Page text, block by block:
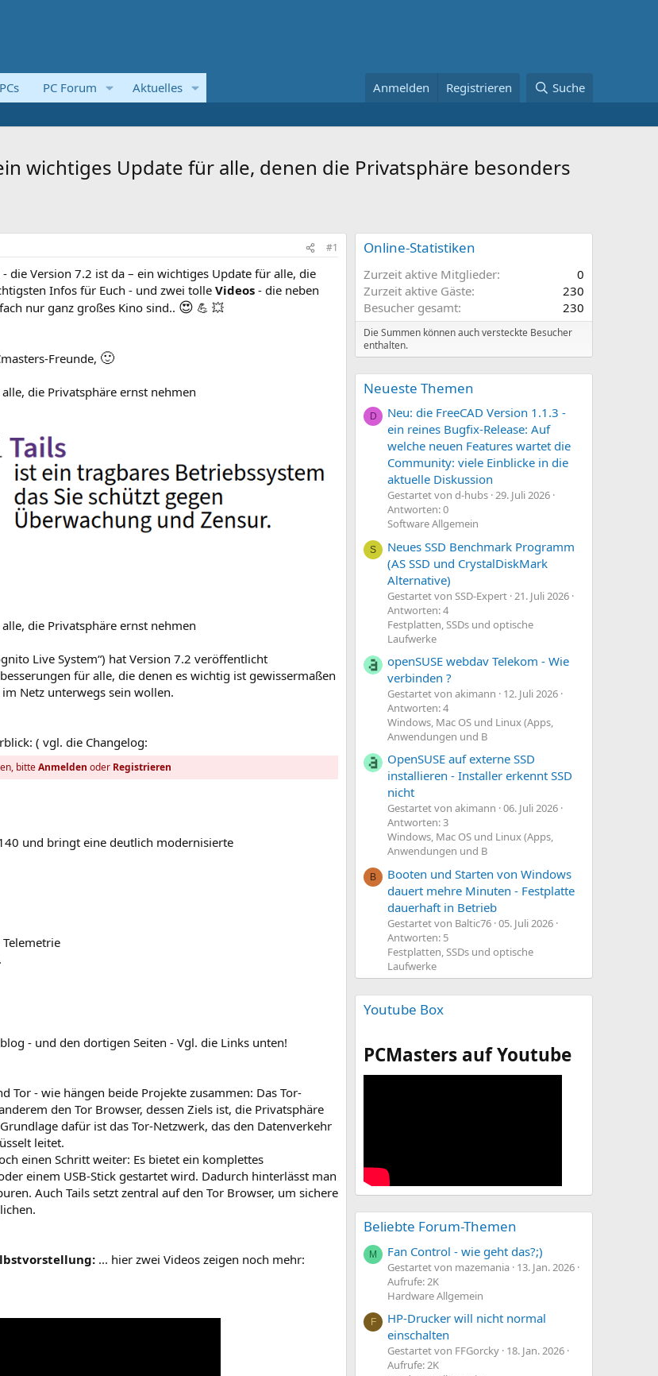
PC Forum Aktuelles Anmelden Registrieren Suche
wichtiges Update für alle, denen die Privatsphäre besonders
#1
die Version 7.2 ist da – ein wichtiges Update für alle, die
Infos für Euch - und zwei tolle Videos - die neben
nur ganz großes Kino sind.. 😍 💪 💥
Freunde, 🙂
die Privatsphäre ernst nehmen
die Privatsphäre ernst nehmen
Live System“) hat Version 7.2 veröffentlicht
für alle, die denen es wichtig ist gewissermaßen
Netz unterwegs sein wollen.
( vgl. die Changelog:
bitteAnmelden oder Registrieren
und bringt eine deutlich modernisierte
- und den dortigen Seiten - Vgl. die Links unten!
Tor - wie hängen beide Projekte zusammen: Das Tor-
den Tor Browser, dessen Ziels ist, die Privatsphäre
dafür ist das Tor-Netzwerk, das den Datenverkehr
leitet.
einen Schritt weiter: Es bietet ein komplettes
einem USB-Stick gestartet wird. Dadurch hinterlässt man
Auch Tails setzt zentral auf den Tor Browser, um sichere
... hier zwei Videos zeigen noch mehr:
Online-Statistiken
Zurzeit aktive Mitglieder
0
Zurzeit aktive Gäste
230
Besucher gesamt
230
Die Summen können auch versteckte Besucher
enthalten.
Neueste Themen
D
Neu: die FreeCAD Version 1.1.3 -
ein reines Bugfix-Release: Auf
welche neuen Features wartet die
Community: viele Einblicke in die
aktuelle Diskussion
Gestartet von d-hubs 29. Juli 2026
Antworten: 0
Software Allgemein
S
Neues SSD Benchmark Programm
(AS SSD und CrystalDiskMark
Alternative)
Gestartet von SSD-Expert 21. Juli 2026
Antworten: 4
Festplatten, SSDs und optische
Laufwerke
openSUSE webdav Telekom - Wie
verbinden ?
Gestartet von akimann
12. Juli 2026
Antworten: 4
Windows, Mac OS und Linux (Apps,
Anwendungen und B
OpenSUSE auf externe SSD
installieren - Installer erkennt SSD
nicht
Gestartet von akimann 06. Juli 2026
Antworten: 3
Windows, Mac OS und Linux (Apps,
Anwendungen und B
B
Booten und Starten von Windows
dauert mehre Minuten - Festplatte
dauerhaft in Betrieb
Gestartet von Baltic76 05. Juli 2026
Antworten: 5
Festplatten, SSDs und optische
Laufwerke
Youtube Box
PCMasters auf Youtube
Beliebte Forum-Themen
M Fan Control - wie geht das?;)
Gestartet von mazemania 13. Jan. 2026
Aufrufe: 2K
Hardware Allgemein
F
HP-Drucker will nicht normal
einschalten
Gestartet von FFGorcky 18. Jan. 2026
Aufrufe: 2K